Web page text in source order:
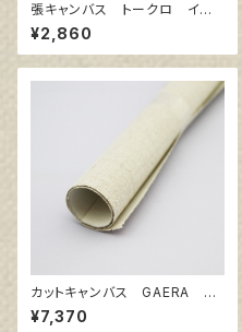
張キャンバス トークロ イエ
ロー 10号
¥2,860
カットキャンバス GAERA F
S40
¥7,370